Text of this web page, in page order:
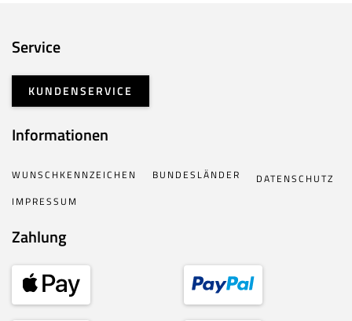
Service
KUNDENSERVICE
Informationen
WUNSCHKENNZEICHEN BUNDESLÄNDER
DATENSCHUTZ
IMPRESSUM
Zahlung